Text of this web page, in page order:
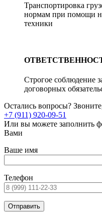
Транспортировка
нормам при помощи
техники
Строгое соблюдение
договорных
Остались вопросы?
+7 (911) 920-09-51
Или вы можете заполнить
Вами
Ваше имя
Телефон